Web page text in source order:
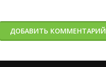
ДОБАВИТЬ КОММЕНТАРИЙ